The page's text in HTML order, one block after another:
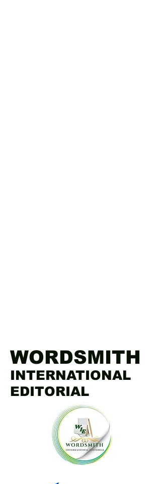
WORDSMITH
INTERNATIONAL
EDITORIAL